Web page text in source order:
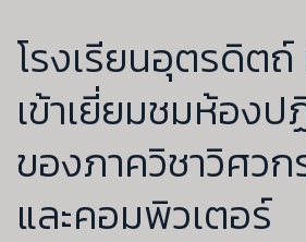
โรงเรียนอุตรดิตถ์
เข้าเยี่ยมชมห้อง
ของภาควิชาวิศว
และคอมพิวเตอร์